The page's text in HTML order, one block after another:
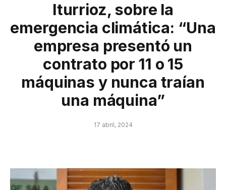
Iturrioz, sobre la
emergencia climática: “Una
empresa presentó un
contrato por 11 o 15
máquinas y nunca traían
una máquina”
17 abril, 2024